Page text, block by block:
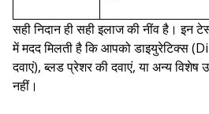
सही निदान ही सही इलाज की नींव है। इन
में मदद मिलती है कि आपको डाइयुरेटिक्स
दवाएं), ब्लड प्रेशर की दवाएं, या अन्य
नहीं।